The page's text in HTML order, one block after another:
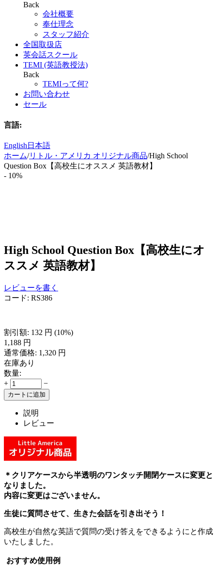
Back
会社概要
奉仕理念
スタッフ紹介
全国取扱店
英会話スクール
TEMI (英語教授法)
Back
TEMIって何?
お問い合わせ
セール
言語:
English 日本語
ホーム/リトル・アメリカ オリジナル商品/High School
Question Box【高校生にオススメ 英語教材】
- 10%
High School Question Box【高校生にオ
ススメ 英語教材】
レビューを書く
コード: RS386
割引額: 132 円 (10%)
1,188 円
通常価格: 1,320 円
在庫あり
数量:
+
−
カートに追加
説明
レビュー
＊クリアケースから半透明のワンタッチ開閉ケースに変更と
なりました。
内容に変更はございません。
生徒に質問させて、生きた会話を引き出そう！
高校生が自然な英語で質問の受け答えをできるようにと作成
いたしました。
おすすめ使用例